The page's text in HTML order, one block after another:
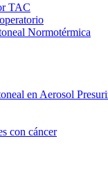
TAC
Normotérmica
en Aerosol
con cáncer